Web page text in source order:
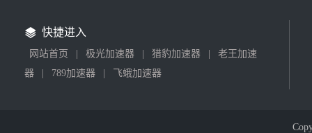
快捷进入
网站首页 极光加速器 猎豹加速器
老王加速
器
789加速器 飞蛾加速器